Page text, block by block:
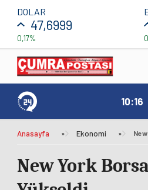
DOLAR
47,6999
0,17%
10:16
Anasayfa » Ekonomi »
New York